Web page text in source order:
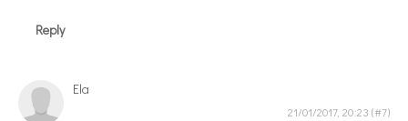
Reply
Ela
21/01/2017, 20:23